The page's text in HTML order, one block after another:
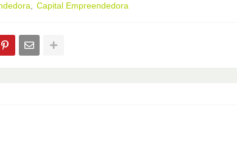
Capital Empreendedora